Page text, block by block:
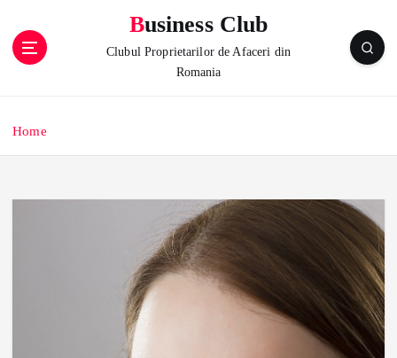
Business Club
Clubul Proprietarilor de Afaceri din
Romania
Home